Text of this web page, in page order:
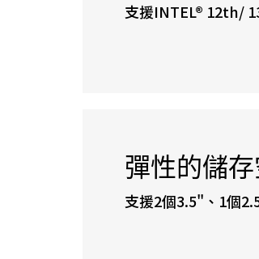
支援INTEL® 12th/
彈性的儲
支援2個3.5"、1個